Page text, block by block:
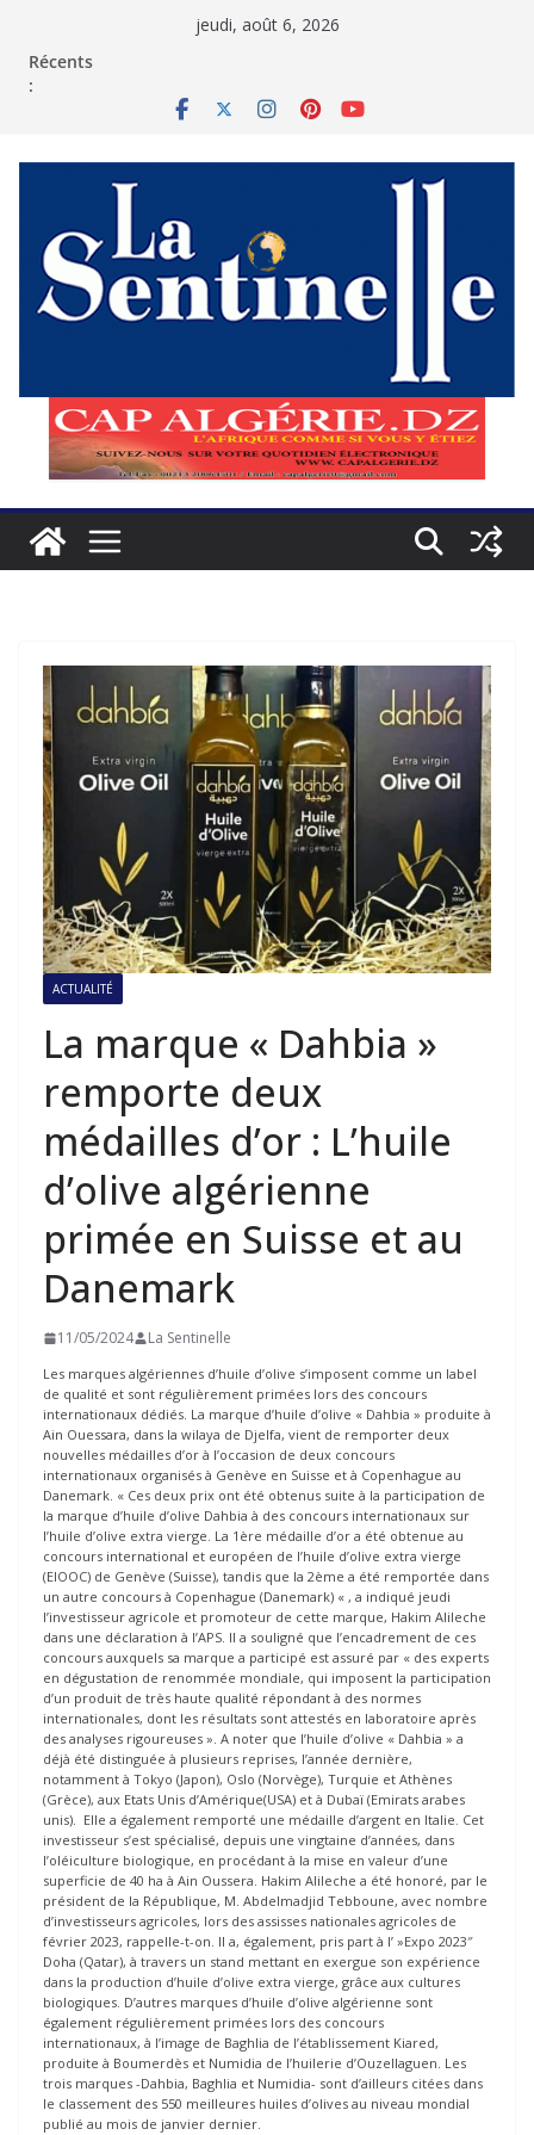
jeudi, août 6, 2026
Récents
:
ACTUALITÉ
La marque « Dahbia »
remporte deux
médailles d’or : L’huile
d’olive algérienne
primée en Suisse et au
Danemark
11/05/2024 La Sentinelle
Les marques algériennes d’huile d’olive s’imposent comme un label
de qualité et sont régulièrement primées lors des concours
internationaux dédiés. La marque d’huile d’olive « Dahbia » produite à
Ain Ouessara, dans la wilaya de Djelfa, vient de remporter deux
nouvelles médailles d’or à l’occasion de deux concours
internationaux organisés à Genève en Suisse et à Copenhague au
Danemark. « Ces deux prix ont été obtenus suite à la participation de
la marque d’huile d’olive Dahbia à des concours internationaux sur
l’huile d’olive extra vierge. La 1ère médaille d’or a été obtenue au
concours international et européen de l’huile d’olive extra vierge
(EIOOC) de Genève (Suisse), tandis que la 2ème a été remportée dans
un autre concours à Copenhague (Danemark) « , a indiqué jeudi
l’investisseur agricole et promoteur de cette marque, Hakim Alileche
dans une déclaration à l’APS. Il a souligné que l’encadrement de ces
concours auxquels sa marque a participé est assuré par « des experts
en dégustation de renommée mondiale, qui imposent la participation
d’un produit de très haute qualité répondant à des normes
internationales, dont les résultats sont attestés en laboratoire après
des analyses rigoureuses ». A noter que l’huile d’olive « Dahbia » a
déjà été distinguée à plusieurs reprises, l’année dernière,
notamment à Tokyo (Japon), Oslo (Norvège), Turquie et Athènes
(Grèce), aux Etats Unis d’Amérique(USA) et à Dubaï (Emirats arabes
unis). Elle a également remporté une médaille d’argent en Italie. Cet
investisseur s’est spécialisé, depuis une vingtaine d’années, dans
l’oléiculture biologique, en procédant à la mise en valeur d’une
superficie de 40 ha à Ain Oussera. Hakim Alileche a été honoré, par le
président de la République, M. Abdelmadjid Tebboune, avec nombre
d’investisseurs agricoles, lors des assisses nationales agricoles de
février 2023, rappelle-t-on. Il a, également, pris part à l’ »Expo 2023″
Doha (Qatar), à travers un stand mettant en exergue son expérience
dans la production d’huile d’olive extra vierge, grâce aux cultures
biologiques. D’autres marques d’huile d’olive algérienne sont
également régulièrement primées lors des concours
internationaux, à l’image de Baghlia de l’établissement Kiared,
produite à Boumerdès et Numidia de l’huilerie d’Ouzellaguen. Les
trois marques -Dahbia, Baghlia et Numidia- sont d’ailleurs citées dans
le classement des 550 meilleures huiles d’olives au niveau mondial
publié au mois de janvier dernier.